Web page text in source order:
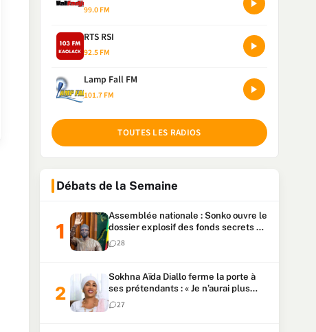
99.0 FM
RTS RSI
92.5 FM
Lamp Fall FM
101.7 FM
TOUTES LES RADIOS
Débats de la Semaine
Assemblée nationale : Sonko ouvre le
dossier explosif des fonds secrets et
du patrimoine présidentiel
28
Sokhna Aïda Diallo ferme la porte à
ses prétendants : « Je n’aurai plus
jamais un autre mari »
27